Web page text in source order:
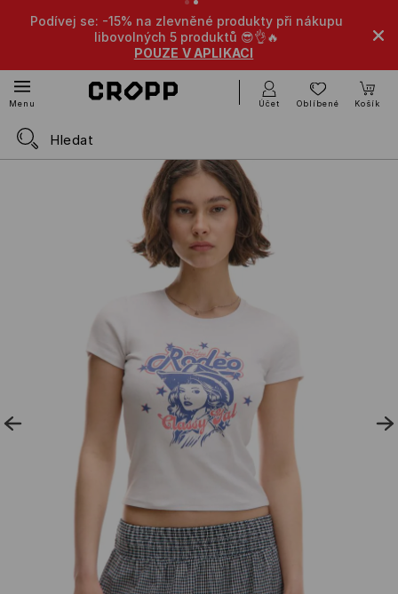
Podívej se: -15% na zlevněné produkty při nákupu
libovolných 5 produktů 😎👌🔥
POUZE V APLIKACI
Menu Účet Oblíbené Košík